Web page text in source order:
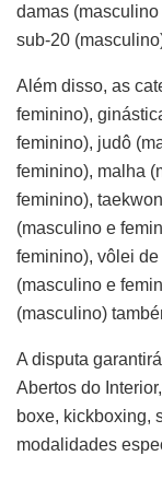
damas
sub-20
Além disso, as
feminino),
feminino), judô
feminino), malha
feminino),
(masculino e
feminino), vôlei
(masculino e
(masculino)
A disputa
Abertos do
boxe, kickboxing,
modalidades